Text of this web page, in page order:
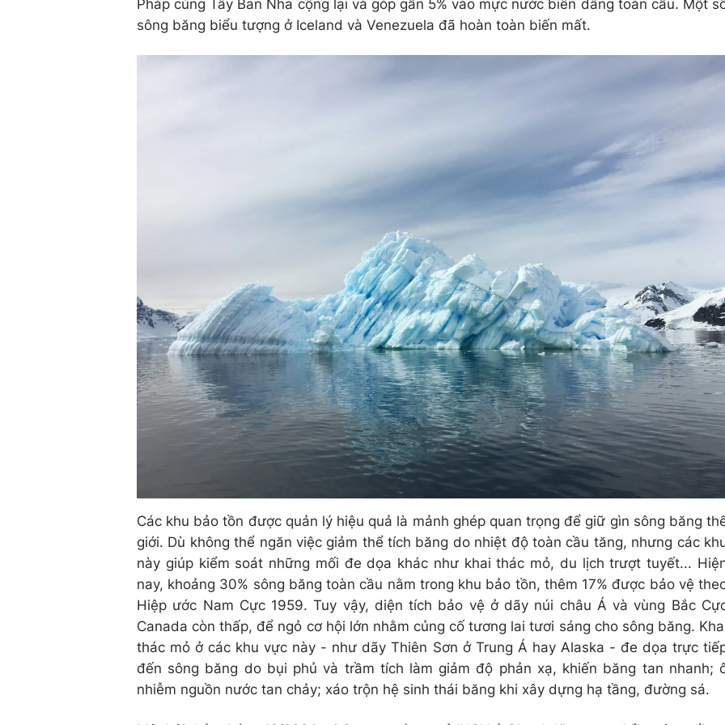
Pháp cùng Tây Ban Nha cộng lại và góp gần 5% vào mực nước biển dâng toàn cầu. Một
sông băng biểu tượng ở Iceland và Venezuela đã hoàn toàn biến mất.
Các khu bảo tồn được quản lý hiệu quả là mảnh ghép quan trọng để giữ gìn sông băng
giới. Dù không thể ngăn việc giảm thể tích băng do nhiệt độ toàn cầu tăng, nhưng các
này giúp kiểm soát những mối đe dọa khác như khai thác mỏ, du lịch trượt tuyết...
nay, khoảng 30% sông băng toàn cầu nằm trong khu bảo tồn, thêm 17% được bảo vệ
Hiệp ước Nam Cực 1959. Tuy vậy, diện tích bảo vệ ở dãy núi châu Á và vùng Bắc
Canada còn thấp, để ngỏ cơ hội lớn nhằm củng cố tương lai tươi sáng cho sông băng.
thác mỏ ở các khu vực này - như dãy Thiên Sơn ở Trung Á hay Alaska - đe dọa trực
đến sông băng do bụi phủ và trầm tích làm giảm độ phản xạ, khiến băng tan nhanh;
nhiễm nguồn nước tan chảy; xáo trộn hệ sinh thái băng khi xây dựng hạ tầng, đường sá.